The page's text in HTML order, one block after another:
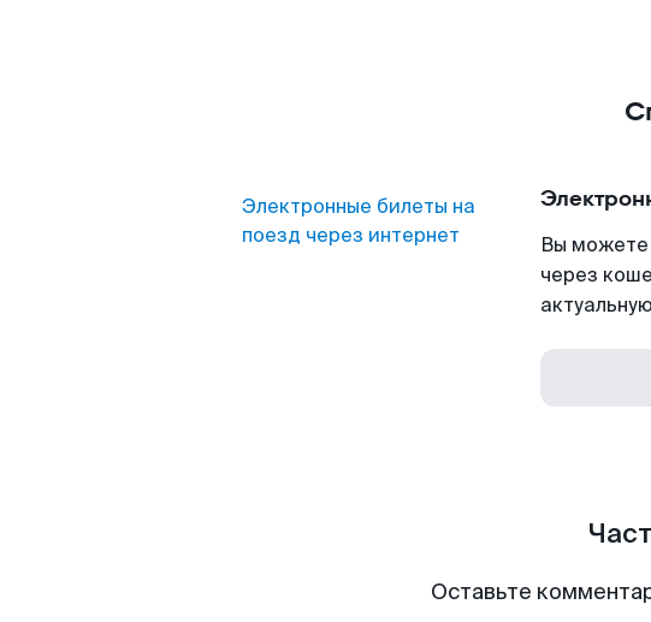
Электронные билеты на
поезд через интернет
Вы можете
через
Оставьте